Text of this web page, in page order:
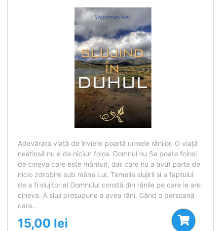
Adevărata viață de înviere poartă urmele rănilor. O viață
neatinsă nu e de niciun folos. Domnul nu Se poate folosi
de cineva care este mântuit, dar care nu a avut parte de
nicio zdrobire sub mâna Lui. Temelia slujirii și a faptului
de a fi slujitor al Domnului constă din rănile pe care le are
cineva. A sluji presupune a avea răni. Când o persoană
care…
15,00 lei